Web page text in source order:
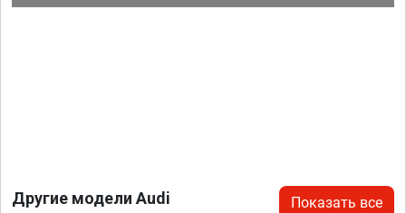
Другие модели Audi Показать все